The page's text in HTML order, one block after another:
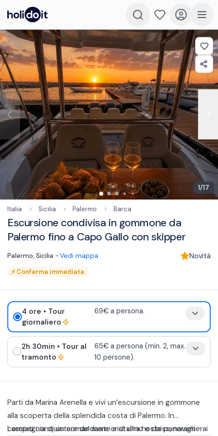
1/17
Italia Sicilia Palermo Barca
Escursione condivisa in gommone da
Palermo fino a Capo Gallo con skipper
Palermo, Sicilia - Vedi mappa Novità
⚡Conferma immediata
4 ore • Tour
giornaliero
69€ a persona.
2h 30min • Tour al
tramonto
65€ a persona (min. 2, max.
10 persone).
Parti da Marina Arenella e vivi un’escursione in gommone
alla scoperta della splendida costa di Palermo. In
compagnia di un comandante e di una hostess, navigherai
Lasciati conquistare dal mare cristallino e dai panorami